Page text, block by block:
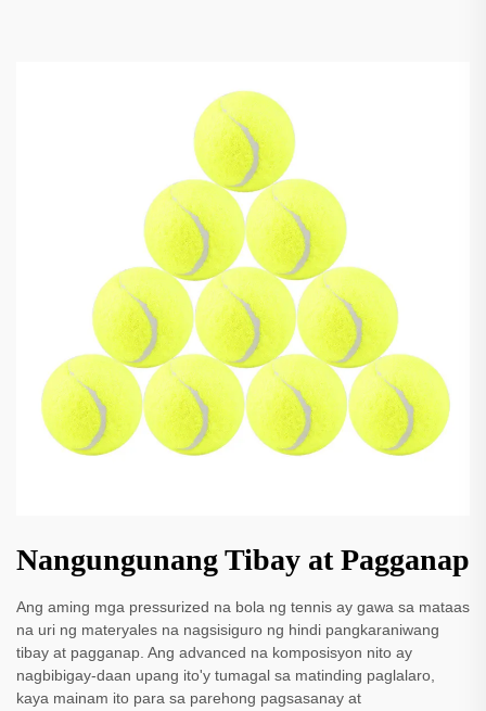
Nangungunang Tibay at Pagganap
Ang aming mga pressurized na bola ng tennis ay gawa sa mataas
na uri ng materyales na nagsisiguro ng hindi pangkaraniwang
tibay at pagganap. Ang advanced na komposisyon nito ay
nagbibigay-daan upang ito'y tumagal sa matinding paglalaro,
kaya mainam ito para sa parehong pagsasanay at